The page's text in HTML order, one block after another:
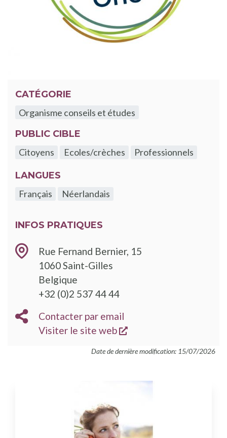
CATÉGORIE
Organisme conseils et études
PUBLIC CIBLE
Citoyens
Ecoles/crèches Professionnels
LANGUES
Français
Néerlandais
INFOS PRATIQUES
Rue Fernand Bernier, 15
1060Saint-Gilles
Belgique
TÉLÉPHONE
+32 (0)2 537 44 44
EMAIL
Contacter par email
SITE
Visiter le site web s'ouvre dans une
Date de dernière modification: 15/07/2026